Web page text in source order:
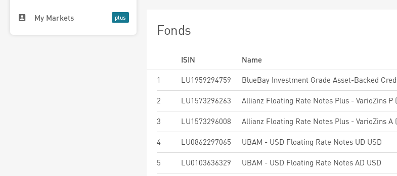
My Markets
Fonds
ISIN Name
1
LU1959294759 BlueBay Investment Grade Asset-Backed
2 LU1573296263 Allianz Floating Rate Notes Plus - VarioZins P
3 LU1573296008 Allianz Floating Rate Notes Plus - VarioZins A
4 LU0862297065 UBAM - USD Floating Rate Notes UD USD
5 LU0103636329 UBAM - USD Floating Rate Notes AD USD